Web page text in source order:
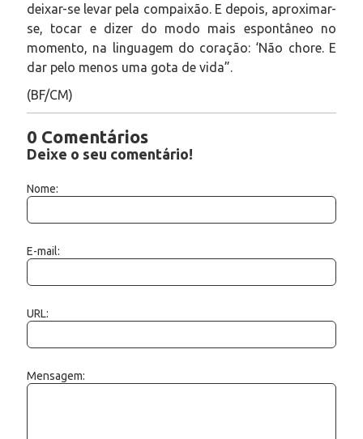
deixar-se levar pela compaixão. E depois, aproximar-
se, tocar e dizer do modo mais espontâneo no
momento, na linguagem do coração: ‘Não chore. E
dar pelo menos uma gota de vida”.
(BF/CM)
0 Comentários
Deixe o seu comentário!
Nome:
E-mail:
URL:
Mensagem: